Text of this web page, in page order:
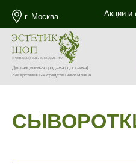
г. Москва Акции и
Дистанционная продажа(доставка)
лекарственных средств невозможна